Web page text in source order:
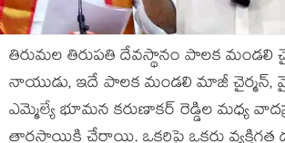
తిరుమల తిరుపతి దేవస్థానం పాలక మండలి
నాయుడు, ఇదే పాలక మండలి మాజీ చైర్మన్,
ఎమ్మెల్యే భూమన కరుణాకర్ రెడ్డిల మధ్య